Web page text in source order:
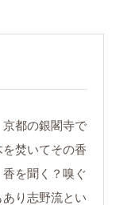
都の銀閣寺で
焚いてその香
を聞く？嗅ぐ
り志野流とい